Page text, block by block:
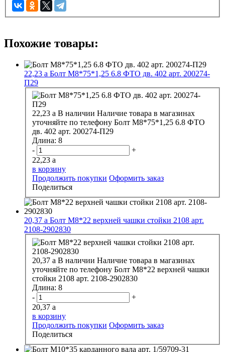
Похожие товары:
22,23 a Болт М8*75*1,25 6.8 ФТО дв. 402 арт. 200274-
П29
22,23 a В наличии Наличие товара в магазинах
уточняйте по телефону Болт М8*75*1,25 6.8 ФТО
дв. 402 арт. 200274-П29
Длина: 8
-
+
22,23 a
в корзину
Продолжить покупки Оформить заказ
Поделиться
20,37 a Болт М8*22 верхней чашки стойки 2108 арт.
2108-2902830
20,37 a В наличии Наличие товара в магазинах
уточняйте по телефону Болт М8*22 верхней чашки
стойки 2108 арт. 2108-2902830
Длина: 8
-
+
20,37 a
в корзину
Продолжить покупки Оформить заказ
Поделиться